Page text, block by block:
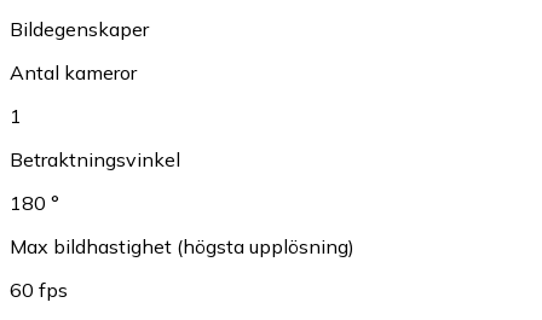
Bildegenskaper
Antal kameror
1
Betraktningsvinkel
180 °
Max bildhastighet (högsta upplösning)
60 fps